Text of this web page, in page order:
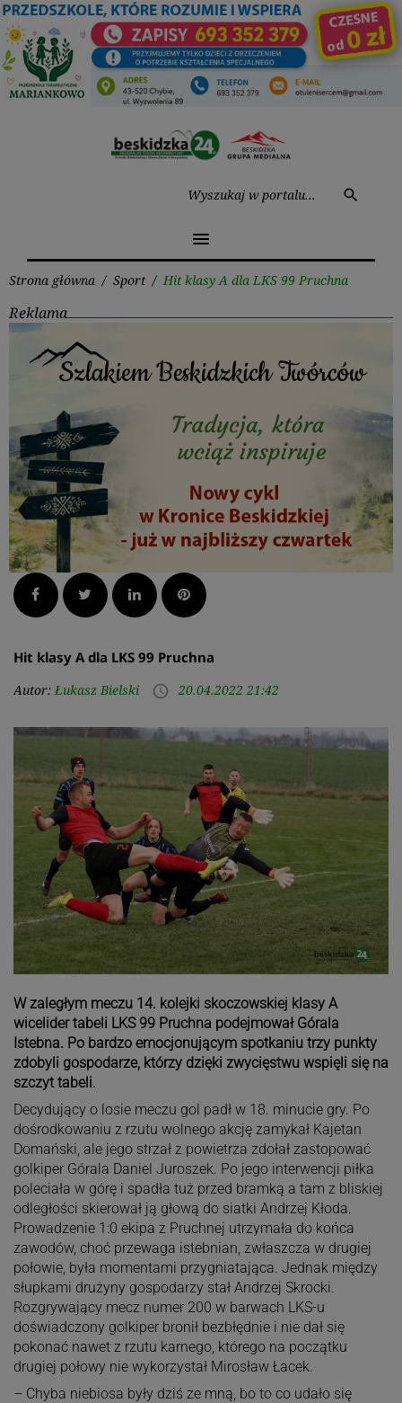
Przejdź
do
treści
search
menu
Strona główna / Sport / Hit klasy A dla LKS 99 Pruchna
Reklama
Facebook Twitter LinkedInPinterest
Hit klasy A dla LKS 99 Pruchna
Autor: Łukasz Bielski access_time 20.04.2022 21:42
W zaległym meczu 14. kolejki skoczowskiej klasy A
wicelider tabeli LKS 99 Pruchna podejmował Górala
Istebna. Po bardzo emocjonującym spotkaniu trzy punkty
zdobyli gospodarze, którzy dzięki zwycięstwu wspięli się na
szczyt tabeli.
Decydujący o losie meczu gol padł w 18. minucie gry. Po
dośrodkowaniu z rzutu wolnego akcję zamykał Kajetan
Domański, ale jego strzał z powietrza zdołał zastopować
golkiper Górala Daniel Juroszek. Po jego interwencji piłka
poleciała w górę i spadła tuż przed bramką a tam z bliskiej
odległości skierował ją głową do siatki Andrzej Kłoda.
Prowadzenie 1:0 ekipa z Pruchnej utrzymała do końca
zawodów, choć przewaga istebnian, zwłaszcza w drugiej
połowie, była momentami przygniatająca. Jednak między
słupkami drużyny gospodarzy stał Andrzej Skrocki.
Rozgrywający mecz numer 200 w barwach LKS-u
doświadczony golkiper bronił bezbłędnie i nie dał się
pokonać nawet z rzutu karnego, którego na początku
drugiej połowy nie wykorzystał Mirosław Łacek.
– Chyba niebiosa były dziś ze mną, bo to co udało się